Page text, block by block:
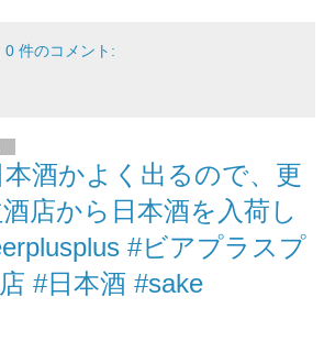
0 件のコメント:
酒かよく出るので、更
店から日本酒を入荷し
#ビアプラスプ
#日本酒 #sake